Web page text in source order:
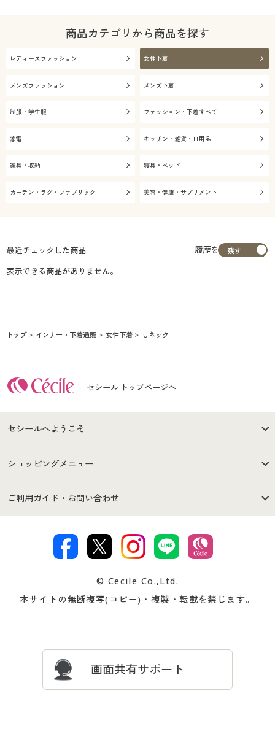
商品カテゴリから商品を探す
レディースファッション 女性下着
メンズファッション メンズ下着
制服・学生服 ファッション・下着すべて
家電 キッチン・雑貨・日用品
家具・収納 寝具・ベッド
カーテン・ラグ・ファブリック 美容・健康・サプリメント
最近チェックした商品
履歴を
表示できる商品がありません。
トップ インナー・下着通販 女性下着 Ｕネック
セシール トップページへ
セシールへようこそ
はじめての方へ
セシールご利用規約
著作権・商標について 会社案内
ショッピングメニュー
商品カテゴリ
プレゼント＆キャンペーン サイトマップ
ご利用ガイド・お問い合わせ
交換・返品は お支払は
ついて
忘れの場合
© Cecile Co.,Ltd.
本サイトの無断複写(コピー)・複製・転載を禁じます。
画面共有サポート